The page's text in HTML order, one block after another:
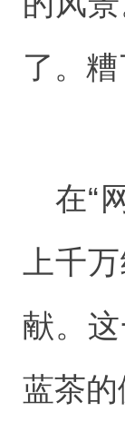
了。
在“
上千
献。
蓝茶